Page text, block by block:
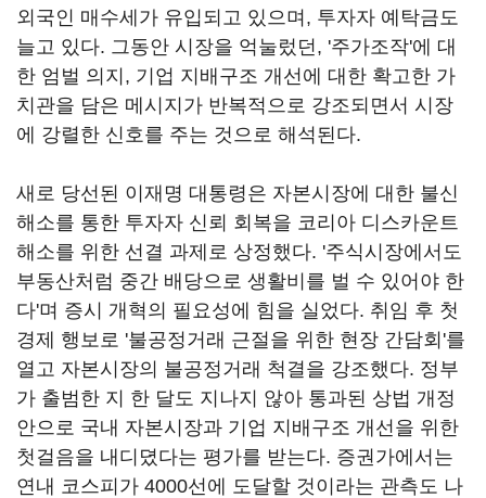
외국인 매수세가 유입되고 있으며, 투자자 예탁금도
늘고 있다. 그동안 시장을 억눌렀던, '주가조작'에 대
한 엄벌 의지, 기업 지배구조 개선에 대한 확고한 가
치관을 담은 메시지가 반복적으로 강조되면서 시장
에 강렬한 신호를 주는 것으로 해석된다.
새로 당선된 이재명 대통령은 자본시장에 대한 불신
해소를 통한 투자자 신뢰 회복을 코리아 디스카운트
해소를 위한 선결 과제로 상정했다. '주식시장에서도
부동산처럼 중간 배당으로 생활비를 벌 수 있어야 한
다'며 증시 개혁의 필요성에 힘을 실었다. 취임 후 첫
경제 행보로 '불공정거래 근절을 위한 현장 간담회'를
열고 자본시장의 불공정거래 척결을 강조했다. 정부
가 출범한 지 한 달도 지나지 않아 통과된 상법 개정
안으로 국내 자본시장과 기업 지배구조 개선을 위한
첫걸음을 내디뎠다는 평가를 받는다. 증권가에서는
연내 코스피가 4000선에 도달할 것이라는 관측도 나